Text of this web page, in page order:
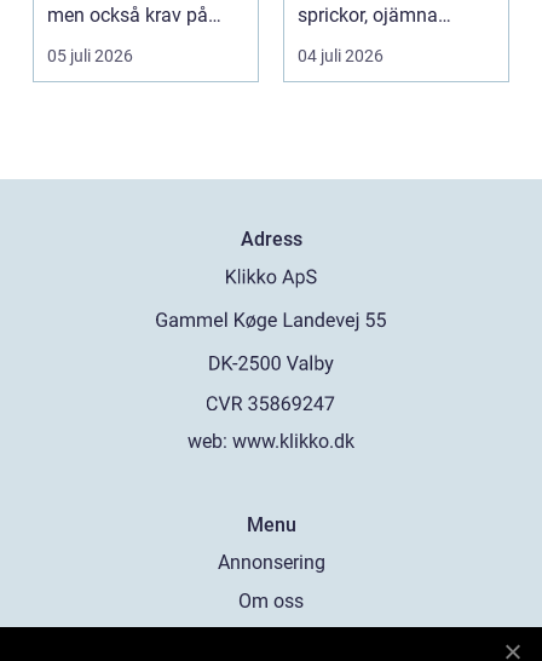
men också krav på
ordning i ekonomin.
För må...
05 juli 2026
sprickor, ojämna
kanter eller en sned
tandr...
04 juli 2026
Adress
web: www.klikko.dk
Menu
Annonsering
Om oss